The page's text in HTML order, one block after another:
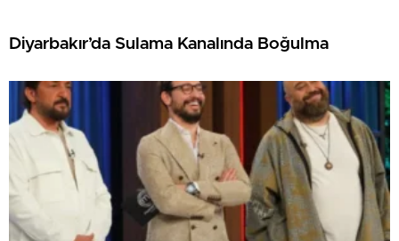
Diyarbakır’da Sulama Kanalında Boğulma